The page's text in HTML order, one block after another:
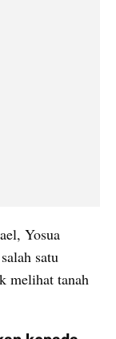
Yosua
satu
melihat tanah